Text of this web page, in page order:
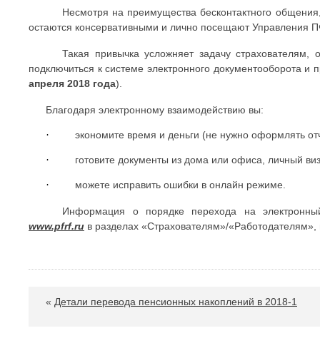
Несмотря на преимущества бесконтактного
остаются консервативными и лично посещают Управления
Такая привычка усложняет задачу
подключиться к системе электронного документооборота и
апреля 2018 года).
Благодаря электронному взаимодействию вы:
· экономите время и деньги (не нужно оформлять
· готовите документы из дома или офиса, личный
· можете исправить ошибки в онлайн режиме.
Информация о порядке перехода на
www.pfrf.ru в разделах «Страхователям»/
« Детали перевода пенсионных накоплений в 2018-1